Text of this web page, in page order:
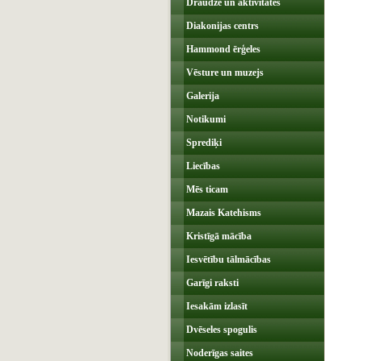
Draudze un aktivitātes
Diakonijas centrs
Hammond ērģeles
Vēsture un muzejs
Galerija
Notikumi
Sprediķi
Liecības
Mēs ticam
Mazais Katehisms
Kristīgā mācība
Iesvētību tālmācības
Garīgi raksti
Iesakām izlasīt
Dvēseles spogulis
Noderīgas saites